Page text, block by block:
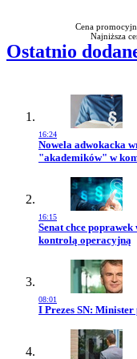
Cena
Najniższa
Ostatnio
16:24
Przejdź do artykułu:
Nowela adwokacka
"akademików" w
16:15
Przejdź do artykułu:
Senat chce
kontrolą operacyjną
08:01
Przejdź do artykułu:
I Prezes SN: Minister